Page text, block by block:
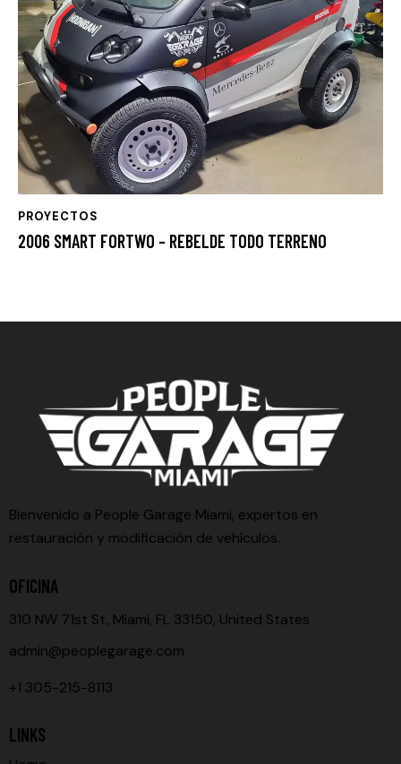
PROYECTOS
2006 SMART FORTWO – REBELDE TODO TERRENO
Bienvenido a People Garage Miami, expertos en
restauración y modificación de vehículos.
OFICINA
310 NW 71st St, Miami, FL 33150, United States
admin@peoplegarage.com
+1 305-215-8113
LINKS